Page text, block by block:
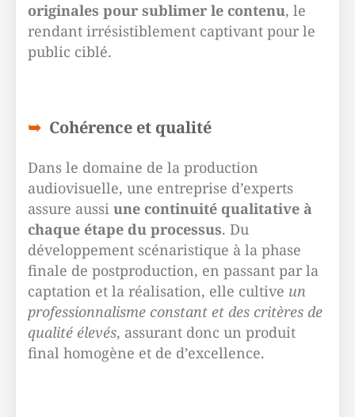
originales pour sublimer le contenu, le
rendant irrésistiblement captivant pour le
public ciblé.
Cohérence et qualité
Dans le domaine de la production
audiovisuelle, une entreprise d’experts
assure aussi une continuité qualitative à
chaque étape du processus. Du
développement scénaristique à la phase
finale de postproduction, en passant par la
captation et la réalisation, elle cultive un
professionnalisme constant et des critères de
qualité élevés, assurant donc un produit
final homogène et de d’excellence.